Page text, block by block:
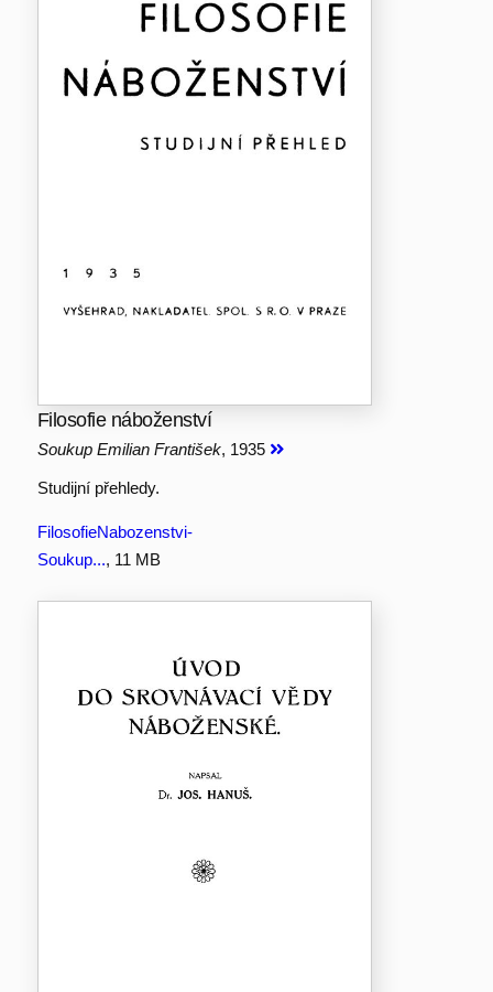
Filosofie náboženství
Soukup Emilian František, 1935
Studijní přehledy.
FilosofieNabozenstvi-
Soukup..., 11 MB